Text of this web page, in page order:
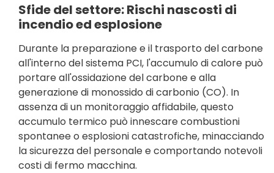
Sfide del settore: Rischi nascosti di
incendio ed esplosione
Durante la preparazione e il trasporto del carbone
all'interno del sistema PCI, l'accumulo di calore può
portare all'ossidazione del carbone e alla
generazione di monossido di carbonio (CO). In
assenza di un monitoraggio affidabile, questo
accumulo termico può innescare combustioni
spontanee o esplosioni catastrofiche, minacciando
la sicurezza del personale e comportando notevoli
costi di fermo macchina.